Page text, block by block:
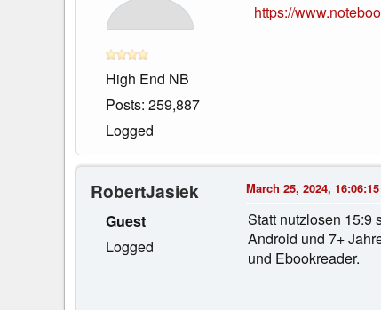
High End NB
Posts: 259,887
Logged
https://
RobertJasiek
Guest
Logged
March 25, 2024, 16:06:15
Statt nutzlosen 15:9
Android und 7+
und Ebookreader.